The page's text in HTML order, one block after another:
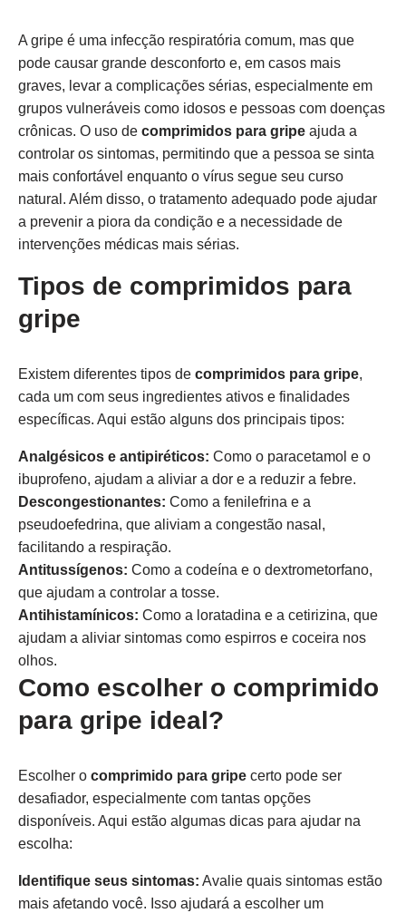
A gripe é uma infecção respiratória comum, mas que
pode causar grande desconforto e, em casos mais
graves, levar a complicações sérias, especialmente em
grupos vulneráveis como idosos e pessoas com doenças
crônicas. O uso de comprimidos para gripe ajuda a
controlar os sintomas, permitindo que a pessoa se sinta
mais confortável enquanto o vírus segue seu curso
natural. Além disso, o tratamento adequado pode ajudar
a prevenir a piora da condição e a necessidade de
intervenções médicas mais sérias.
Tipos de comprimidos para
gripe
Existem diferentes tipos de comprimidos para gripe,
cada um com seus ingredientes ativos e finalidades
específicas. Aqui estão alguns dos principais tipos:
Analgésicos e antipiréticos: Como o paracetamol e o
ibuprofeno, ajudam a aliviar a dor e a reduzir a febre.
Descongestionantes: Como a fenilefrina e a
pseudoefedrina, que aliviam a congestão nasal,
facilitando a respiração.
Antitussígenos: Como a codeína e o dextrometorfano,
que ajudam a controlar a tosse.
Antihistamínicos: Como a loratadina e a cetirizina, que
ajudam a aliviar sintomas como espirros e coceira nos
olhos.
Como escolher o comprimido
para gripe ideal?
Escolher o comprimido para gripe certo pode ser
desafiador, especialmente com tantas opções
disponíveis. Aqui estão algumas dicas para ajudar na
escolha:
Identifique seus sintomas: Avalie quais sintomas estão
mais afetando você. Isso ajudará a escolher um